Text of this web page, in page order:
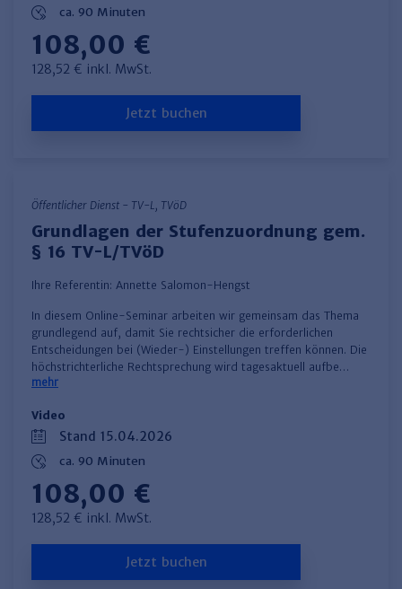
ca. 90 Minuten
108,00 €
128,52 € inkl. MwSt.
Jetzt buchen
Öffentlicher Dienst - TV-L, TVöD
Grundlagen der Stufenzuordnung gem.
§ 16 TV-L/TVöD
Ihre Referentin: Annette Salomon-Hengst
​In diesem Online-Seminar arbeiten wir gemeinsam das Thema
grundlegend auf, damit Sie rechtsicher die erforderlichen
Entscheidungen bei (Wieder-) Einstellungen treffen können. Die
höchstrichterliche Rechtsprechung wird tagesaktuell aufbe…
mehr
Video
Stand 15.04.2026
ca. 90 Minuten
108,00 €
128,52 € inkl. MwSt.
Jetzt buchen